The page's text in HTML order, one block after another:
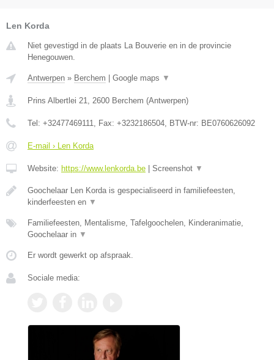
Len Korda
Niet gevestigd in de plaats La Bouverie en in de provincie
Henegouwen.
Antwerpen » Berchem Google maps ▼
Prins Albertlei 21, 2600 Berchem (Antwerpen)
Tel: +32477469111, Fax: +3232186504, BTW-nr: BE0760626092
E-mail › Len Korda
Website: https://www.lenkorda.be Screenshot ▼
Goochelaar Len Korda is gespecialiseerd in familiefeesten,
kinderfeesten en ▼
Familiefeesten, Mentalisme, Tafelgoochelen, Kinderanimatie,
Goochelaar in ▼
Er wordt gewerkt op afspraak.
Sociale media: